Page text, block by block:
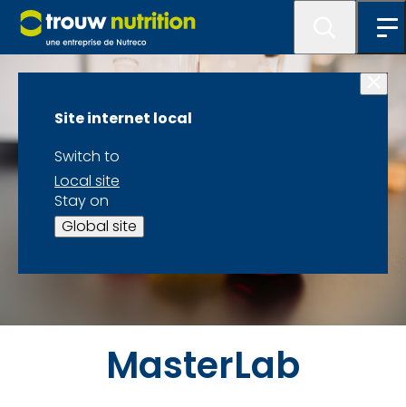
Site internet local
Switch to
Local site
Stay on
Global site
MasterLab